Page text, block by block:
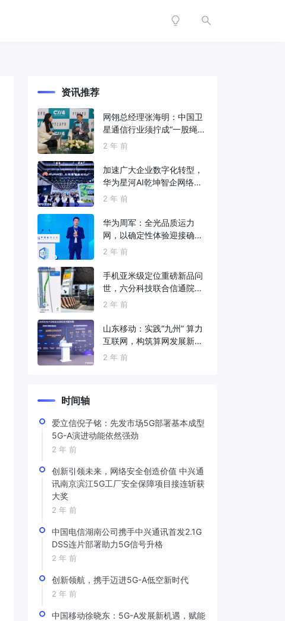
资讯推荐
网翎总经理张海明：中国卫
星通信行业须拧成“一股绳”
共同打造垂直产业链
2 年 前
加速广大企业数字化转型，
华为星河AI乾坤智企网络解
决方案亮相2024中国国际信
2 年 前
华为周军：全光品质运力
网，以确定性体验迎接确定
性的智能时代
2 年 前
手机亚米级定位重磅新品问
世，六分科技联合信通院发
布免费服务
2 年 前
山东移动：实践“九州” 算力
互联网，构筑算网发展新底
座
2 年 前
时间轴
爱立信倪子铭：先发市场5G部署基本成型
5G-A演进动能依然强劲
2 年 前
创新引领未来，网络安全创造价值 中兴通
讯南京滨江5G工厂安全保障项目接连斩获
大奖
2 年 前
中国电信湖南公司携手中兴通讯首发2.1G
DSS连片部署助力5G信号升格
2 年 前
创新领航，携手迈进5G-A低空新时代
2 年 前
中国移动徐晓东：5G-A发展新机遇，赋能